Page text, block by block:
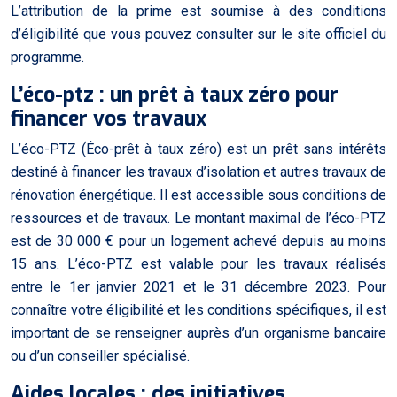
L’attribution de la prime est soumise à des conditions
d’éligibilité que vous pouvez consulter sur le site officiel du
programme.
L’éco-ptz : un prêt à taux zéro pour
financer vos travaux
L’éco-PTZ (Éco-prêt à taux zéro) est un prêt sans intérêts
destiné à financer les travaux d’isolation et autres travaux de
rénovation énergétique. Il est accessible sous conditions de
ressources et de travaux. Le montant maximal de l’éco-PTZ
est de 30 000 € pour un logement achevé depuis au moins
15 ans. L’éco-PTZ est valable pour les travaux réalisés
entre le 1er janvier 2021 et le 31 décembre 2023. Pour
connaître votre éligibilité et les conditions spécifiques, il est
important de se renseigner auprès d’un organisme bancaire
ou d’un conseiller spécialisé.